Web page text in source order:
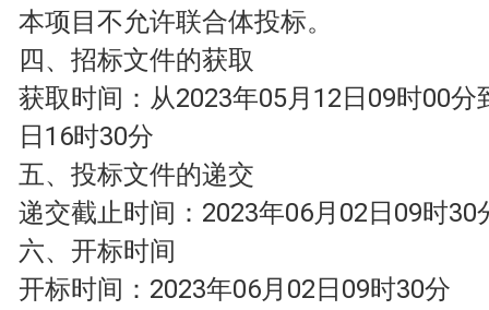
本项目不允许联合体投标。
四、招标文件的获取
获取时间：从2023年05月12日09时00分
日16时30分
五、投标文件的递交
递交截止时间：2023年06月02日09时30
六、开标时间
开标时间：2023年06月02日09时30分